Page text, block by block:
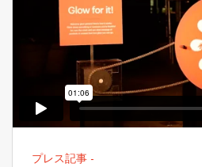
プレス記事 -